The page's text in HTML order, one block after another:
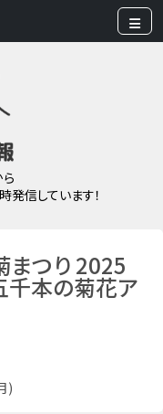
信しています！
まつり 2025
千本の菊花ア
)